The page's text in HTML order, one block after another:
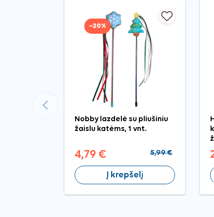
−20%
Nobby lazdelė su pliušiniu
žaislu katėms, 1 vnt.
4,79 € 5,99 €
Į krepšelį